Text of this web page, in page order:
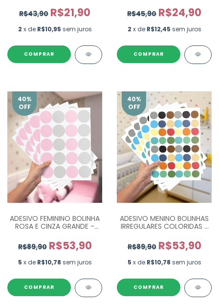
R$43,90 R$21,90
2 x de R$10,95 sem juros
R$45,90 R$24,90
2 x de R$12,45 sem juros
40%
OFF
ADESIVO FEMININO BOLINHA
ROSA E CINZA GRANDE -
R$89,90 R$53,90
5 x de R$10,78 sem juros
COMPRAR
40%
OFF
ADESIVO MENINO BOLINHAS
IRREGULARES COLORIDAS -
R$89,90 R$53,90
5 x de R$10,78 sem juros
COMPRAR